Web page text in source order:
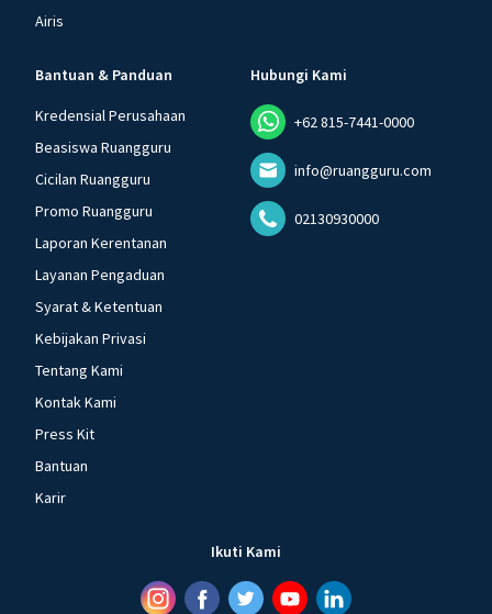
Airis
Bantuan & Panduan
Kredensial Perusahaan
Beasiswa Ruangguru
Cicilan Ruangguru
Promo Ruangguru
Laporan Kerentanan
Layanan Pengaduan
Syarat & Ketentuan
Kebijakan Privasi
Tentang Kami
Kontak Kami
Press Kit
Bantuan
Karir
Hubungi Kami
+62 815-7441-0000
info@ruangguru.com
02130930000
Ikuti Kami